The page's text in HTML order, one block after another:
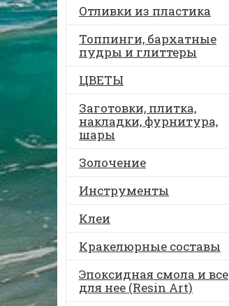
Отливки из пластика
Топпинги, бархатные
пудры и глиттеры
ЦВЕТЫ
Заготовки, плитка,
накладки, фурнитура,
шары
Золочение
Инструменты
Клеи
Кракелюрные составы
Эпоксидная смола и все
для нее (Resin Art)